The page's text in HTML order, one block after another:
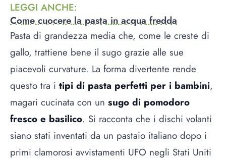
LEGGI ANCHE:
Come cuocere la pasta in acqua fredda
Pasta di grandezza media che, come le creste di
gallo, trattiene bene il sugo grazie alle sue
piacevoli curvature. La forma divertente rende
questo tra i tipi di pasta perfetti per i bambini,
magari cucinata con un sugo di pomodoro
fresco e basilico. Si racconta che i dischi volanti
siano stati inventati da un pastaio italiano dopo i
primi clamorosi avvistamenti UFO negli Stati Uniti